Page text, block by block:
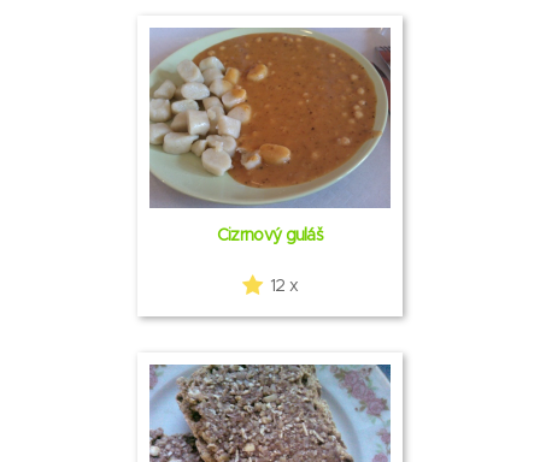
Cizrnový guláš
12 x